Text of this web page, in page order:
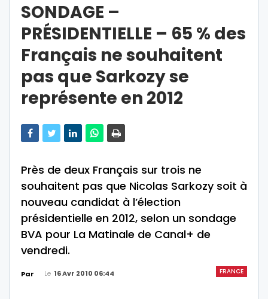
SONDAGE –
PRÉSIDENTIELLE – 65 % des
Français ne souhaitent
pas que Sarkozy se
représente en 2012
Près de deux Français sur trois ne
souhaitent pas que Nicolas Sarkozy soit à
nouveau candidat à l’élection
présidentielle en 2012, selon un sondage
BVA pour La Matinale de Canal+ de
vendredi.
FRANCE
Par Le 16 Avr 2010 06:44